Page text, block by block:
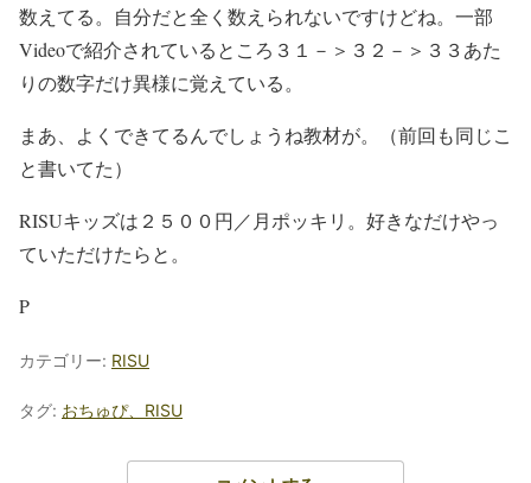
数えてる。自分だと全く数えられないですけどね。一部
Videoで紹介されているところ３１－＞３２－＞３３あた
りの数字だけ異様に覚えている。
まあ、よくできてるんでしょうね教材が。（前回も同じこ
と書いてた）
RISUキッズは２５００円／月ポッキリ。好きなだけやっ
ていただけたらと。
P
カテゴリー: RISU
タグ: おちゅぴ、RISU